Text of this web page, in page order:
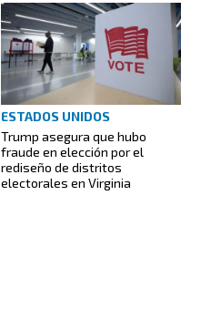
ESTADOS UNIDOS
Trump asegura que hubo
fraude en elección por el
rediseño de distritos
electorales en Virginia